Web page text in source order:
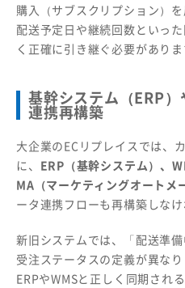
購入（サブスクリプション）
配送予定日や継続回数といっ
く正確に引き継ぐ必要がありま
基幹システム（ERP
連携再構築
大企業のECリプレイスでは、
に、 ERP（基幹システム）、
MA（マーケティングオートメ
ータ連携フローも再構築しなけ
新旧システムでは、「配送準
受注ステータスの定義が異な
ERPやWMSと正しく同期され